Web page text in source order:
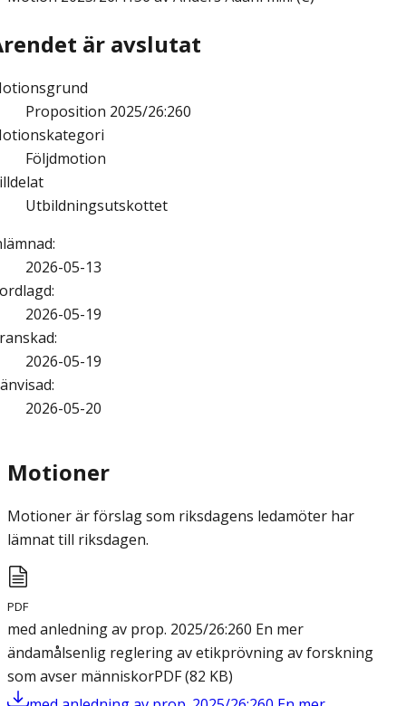
är avslutat
Proposition 2025/26:260
Följdmotion
Utbildningsutskottet
:
2026-05-13
:
2026-05-19
:
2026-05-19
:
2026-05-20
Motioner
Motioner är förslag som riksdagens ledamöter har
lämnat till riksdagen.
PDF
med anledning av prop. 2025/26:260 En mer
ändamålsenlig reglering av etikprövning av forskning
som avser människorPDF(82 KB)